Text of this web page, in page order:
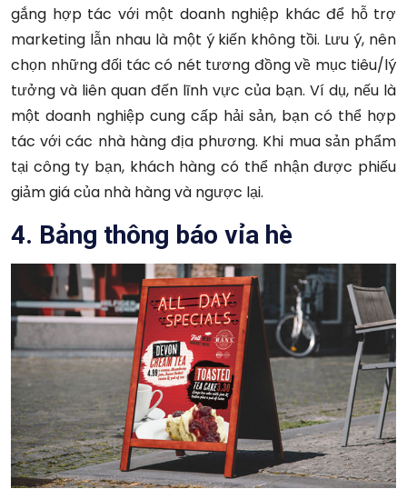
gắng hợp tác với một doanh nghiệp khác để hỗ trợ
marketing lẫn nhau là một ý kiến không tồi. Lưu ý, nên
chọn những đối tác có nét tương đồng về mục tiêu/lý
tưởng và liên quan đến lĩnh vực của bạn. Ví dụ, nếu là
một doanh nghiệp cung cấp hải sản, bạn có thể hợp
tác với các nhà hàng địa phương. Khi mua sản phẩm
tại công ty bạn, khách hàng có thể nhận được phiếu
giảm giá của nhà hàng và ngược lại.
4. Bảng thông báo vỉa hè